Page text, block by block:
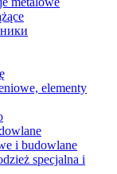
elementy
i budowlane
specjalna i